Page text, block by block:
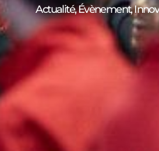
Actualité,Évènement,